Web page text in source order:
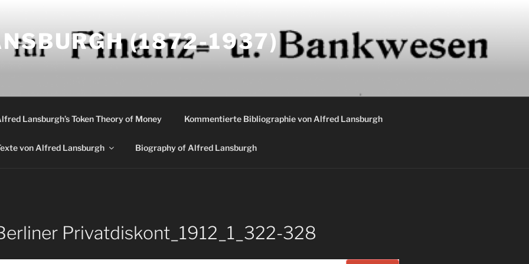
(1872-1937)
Lansburgh’s Token Theory of Money Kommentierte Bibliographie von Alfred Lansburgh
von Alfred Lansburgh Biography of Alfred Lansburgh
Privatdiskont_1912_1_322-328